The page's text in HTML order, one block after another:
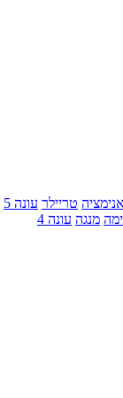
אנימציה טריילר עונה 5
מנגה עונה 4